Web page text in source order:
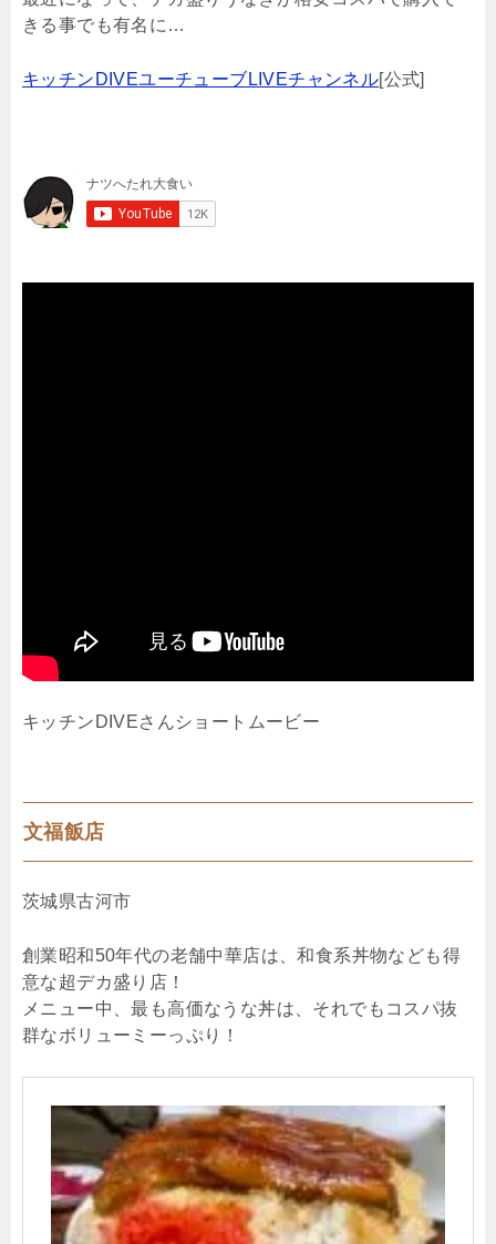
きる事でも有名に…
キッチンDIVEユーチューブLIVEチャンネル[公式]
キッチンDIVEさんショートムービー
文福飯店
茨城県古河市
創業昭和50年代の老舗中華店は、和食系丼物なども得
意な超デカ盛り店！
メニュー中、最も高価なうな丼は、それでもコスパ抜
群なボリューミーっぷり！